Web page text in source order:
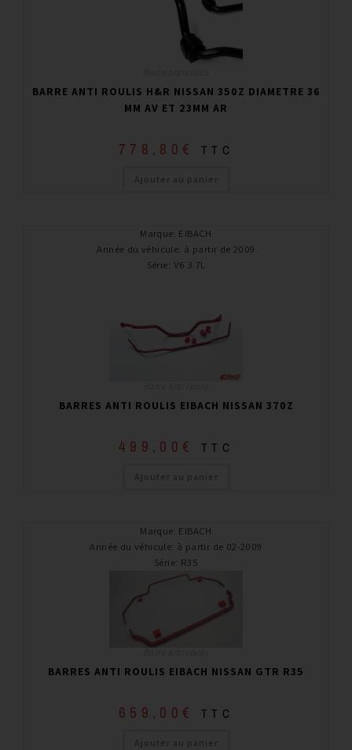
BARRE ANTI ROULIS H&R NISSAN 350Z DIAMETRE 36
MM AV ET 23MM AR
778,80 € TTC
Ajouter au panier
Marque: EIBACH
Année du véhicule: à partir de 2009
Série: V6 3.7L
BARRES ANTI ROULIS EIBACH NISSAN 370Z
499,00 € TTC
Ajouter au panier
Marque: EIBACH
Année du véhicule: à partir de 02-2009
Série: R35
BARRES ANTI ROULIS EIBACH NISSAN GTR R35
659,00 € TTC
Ajouter au panier